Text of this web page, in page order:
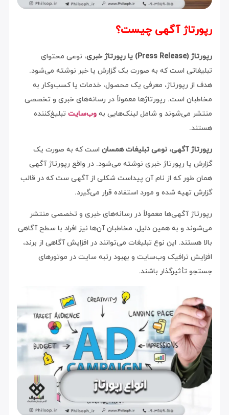
رپورتاژ آگهی چیست؟
رپورتاژ (Press Release) یا رپورتاژ خبری
، نوعی محتوای
تبلیغاتی است که به صورت یک گزارش یا خبر نوشته می‌شود.
هدف از رپورتاژ، معرفی یک محصول، خدمات یا کسب‌وکار به
مخاطبان است. رپورتاژها معمولاً در رسانه‌های خبری و تخصصی
منتشر می‌شوند و شامل لینک‌هایی بهوب‌سایتتبلیغ‌کننده
هستند.
رپورتاژ آگهی، نوعی تبلیغات همسان است که به صورت یک
گزارش یا رپورتاژ خبری نوشته می‌شود. در واقع رپورتاژ آگهی
همان طور که از نام آن پیداست شکلی از آگهی ست که در قالب
گزارش تهیه شده و مورد استفاده قرار می‌گیرد.
رپورتاژ آگهی‌ها معمولاً در رسانه‌های خبری و تخصصی منتشر
می‌شوند و به همین دلیل، مخاطبان آن‌ها نیز افراد با سطح آگاهی
بالا هستند. این نوع تبلیغات می‌توانند در افزایش آگاهی از برند،
افزایش ترافیک وب‌سایت و بهبود رتبه سایت در موتورهای
جستجو تأثیرگذار باشند.